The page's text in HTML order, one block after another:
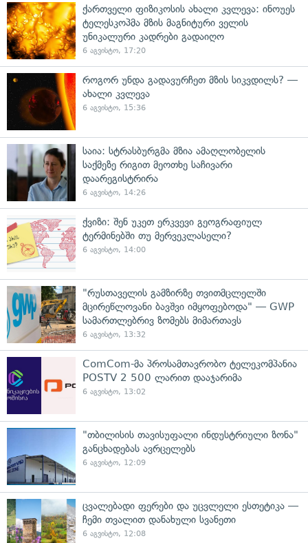
ქართველი ფიზიკოსის ახალი კვლევა: ინოუეს
ტელესკოპმა მზის მაგნიტური ველის
უნიკალური კადრები გადაიღო
6 აგვისტო, 17:20
როგორ უნდა გადავურჩეთ მზის სიკვდილს? —
ახალი კვლევა
6 აგვისტო, 15:36
საია: სტრასბურგმა მზია ამაღლობელის
საქმეზე რიგით მეოთხე საჩივარი
დაარეგისტრირა
6 აგვისტო, 14:26
ქვიზი: შენ უკეთ ერკვევი გეოგრაფიულ
ტერმინებში თუ მერვეკლასელი?
6 აგვისტო, 14:00
"რუსთაველის გამზირზე თვითმცლელში
მცირეწლოვანი ბავშვი იმყოფებოდა" — GWP
სამართლებრივ ზომებს მიმართავს
6 აგვისტო, 13:32
ComCom-მა პროსამთავრობო ტელეკომპანია
POSTV 2 500 ლარით დააჯარიმა
6 აგვისტო, 13:02
"თბილისის თავისუფალი ინდუსტრიული ზონა"
განცხადებას ავრცელებს
6 აგვისტო, 12:09
ცვალებადი ფერები და უცვლელი ესთეტიკა —
ჩემი თვალით დანახული სვანეთი
6 აგვისტო, 12:08